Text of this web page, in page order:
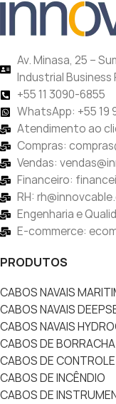
Av. Minasa, 25 –
Industrial Business
+55 11 3090-6855
WhatsApp: +55 19
Atendimento ao
Compras:
Vendas:
Financeiro:
RH:
Engenharia e
E-commerce:
PRODUTOS
CABOS NAVAIS
CABOS NAVAIS
CABOS NAVAIS
CABOS DE BORRACHA
CABOS DE CONTROLE
CABOS DE INCÊNDIO
CABOS DE